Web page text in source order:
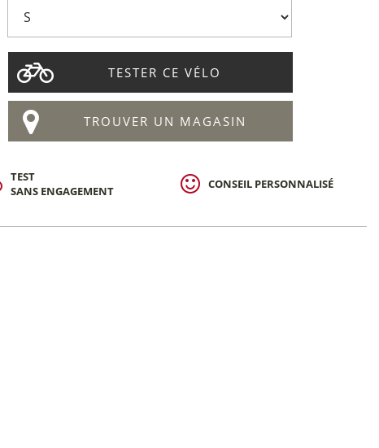
TESTER CE VÉLO
TROUVER UN MAGASIN
TEST
SANS ENGAGEMENT
CONSEIL PERSONNALISÉ